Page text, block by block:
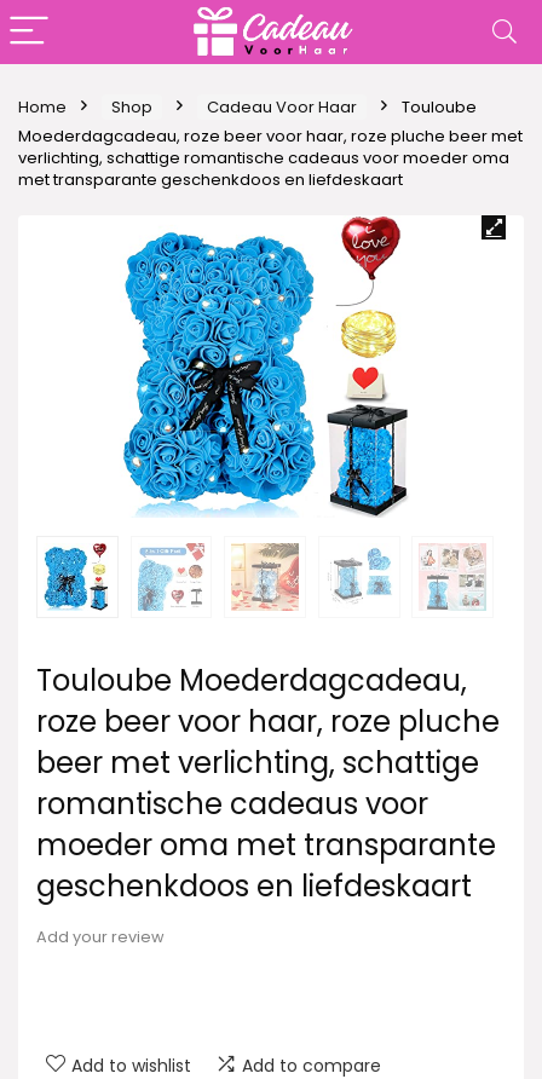
Home Shop Cadeau Voor Haar
Touloube
Moederdagcadeau, roze beer voor haar, roze pluche beer met
verlichting, schattige romantische cadeaus voor moeder oma
met transparante geschenkdoos en liefdeskaart
Touloube Moederdagcadeau,
roze beer voor haar, roze pluche
beer met verlichting, schattige
romantische cadeaus voor
moeder oma met transparante
geschenkdoos en liefdeskaart
Add your review
Add to wishlist Add to compare